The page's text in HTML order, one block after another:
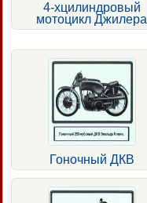
4-хцилиндровый
мотоцикл Джилера
Гоночный ДКВ